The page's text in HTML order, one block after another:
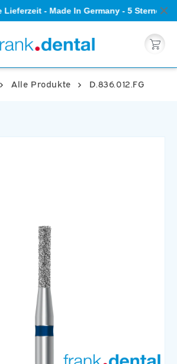
- Made In Germany - 5 Sterne
Warenkorb
Alle Produkte D.836.012.FG